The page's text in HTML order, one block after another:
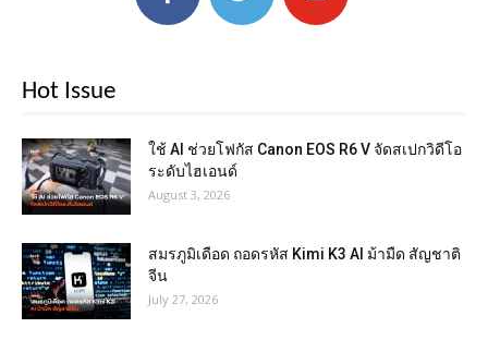
Hot Issue
ใช้ AI ช่วยโฟกัส Canon EOS R6 V จัดสเปกวิดีโอ
ระดับไฮเอนด์
August 3, 2026
สมรภูมิเดือด ถอดรหัส Kimi K3 AI ม้ามืด สัญชาติ
จีน
July 27, 2026